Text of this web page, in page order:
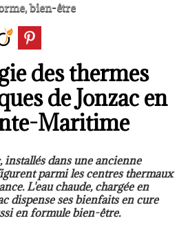
bien-être
des thermes
de Jonzac en
Maritime
installés dans une ancienne
parmi les centres thermaux
L'eau chaude, chargée en
dispense ses bienfaits en cure
en formule bien-être.